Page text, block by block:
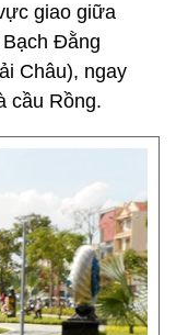
giao giữa
Đằng
Châu), ngay
cầu Rồng.